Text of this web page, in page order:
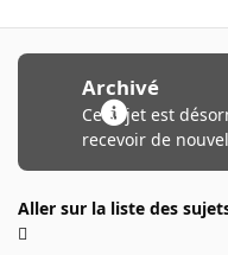
Archivé
Ce sujet est
recevoir de
Aller sur la liste des